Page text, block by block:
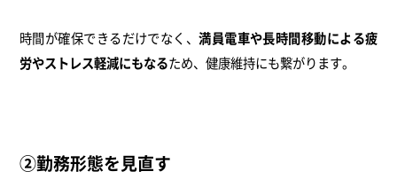
時間が確保できるだけでなく、満員電車や長時間移動による疲
労やストレス軽減にもなるため、健康維持にも繋がります。
②勤務形態を見直す